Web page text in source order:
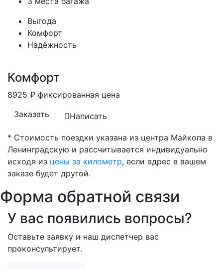
Выгода
Комфорт
Надёжность
Комфорт
8925 ₽ фиксированная цена
Заказать
Написать
* Стоимость поездки указана из центра Майкопа в
Ленинградскую и рассчитывается индивидуально
исходя из цены за километр, если адрес в вашем
заказе будет другой.
Форма обратной связи
У вас появились вопросы?
Оставьте заявку и наш диспетчер вас
проконсультирует.